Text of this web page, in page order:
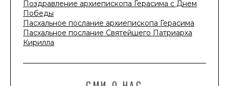
Поздравление архиепископа Герасима с Днем
Победы
Пасхальное послание архиепископа Герасима
Пасхальное послание Святейшего Патриарха
Кирилла